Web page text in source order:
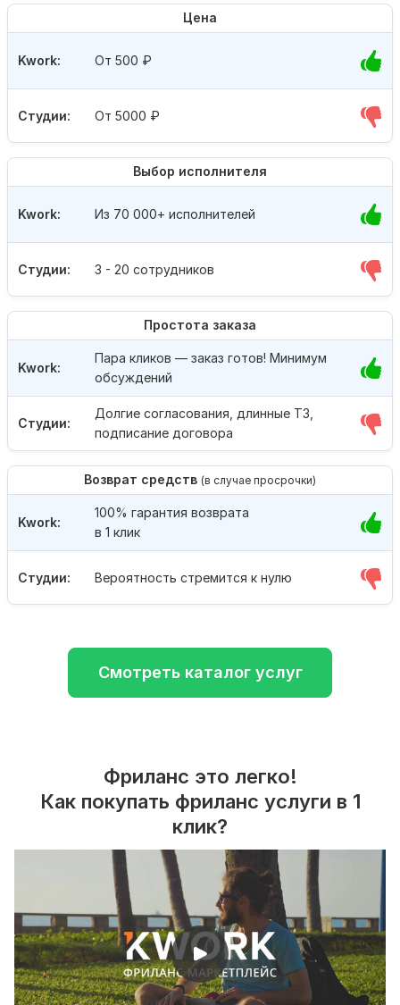
Цена
Студии: От 5000 ₽
Kwork: От 500 ₽
Выбор исполнителя
Студии: 3 - 20 сотрудников
Kwork: Из 70 000+ исполнителей
Простота заказа
Студии:
Долгие согласования, длинные ТЗ,
подписание договора
Kwork:
Пара кликов — заказ готов! Минимум
обсуждений
Возврат средств (в случае просрочки)
Студии: Вероятность стремится к нулю
Kwork:
100% гарантия возврата
в 1 клик
Смотреть каталог услуг
Фриланс это легко!
Как покупать фриланс услуги в 1
клик?